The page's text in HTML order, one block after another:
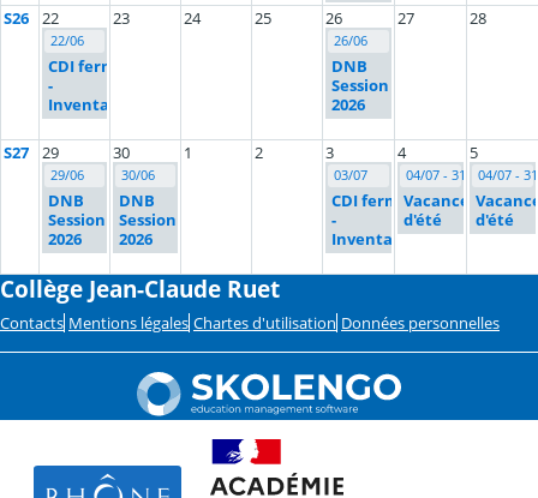
S26 22
22/06
CDI fermé
-
Inventaire
23 24 25 26
26/06
DNB
Session
2026
27 28
S27 29
29/06
DNB
Session
2026
30
30/06
DNB
Session
2026
1 2 3
03/07
CDI fermé
-
Inventaire
4
04/07 - 31/08
Vacances
d'été
5
04/07 -
d'été
Collège Jean-Claude Ruet
Contacts Mentions légales Chartes d'utilisation Données personnelles